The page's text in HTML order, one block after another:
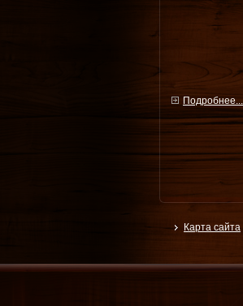
Подробнее...
Карта сайта